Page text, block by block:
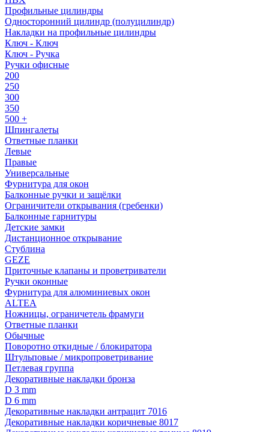
Профильные цилиндры
Односторонний цилиндр (полуцилиндр)
Накладки на профильные цилиндры
Ключ - Ключ
Ключ - Ручка
Ручки офисные
200
250
300
350
500 +
Шпингалеты
Ответные планки
Левые
Правые
Универсальные
Фурнитура для окон
Балконные ручки и защёлки
Ограничители открывания (гребенки)
Балконные гарнитуры
Детские замки
Дистанционное открывание
Стублина
GEZE
Приточные клапаны и проветриватели
Ручки оконные
Фурнитура для алюминиевых окон
ALTEA
Ножницы, ограничетель фрамуги
Ответные планки
Обычные
Поворотно откидные / блокиратора
Штульповые / микропроветривание
Петлевая группа
Декоративные накладки бронза
D 3 mm
D 6 mm
Декоративные накладки антрацит 7016
Декоративные накладки коричневые 8017